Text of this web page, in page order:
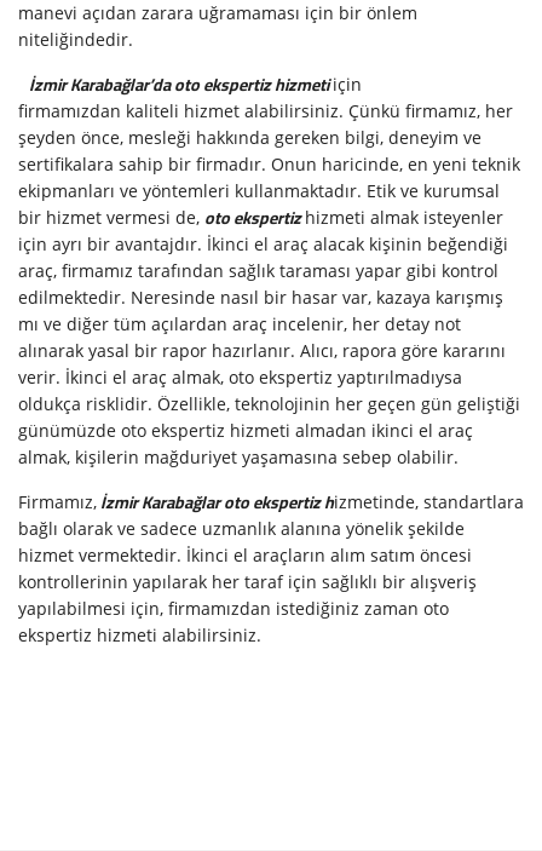
manevi açıdan zarara uğramaması için bir önlem
niteliğindedir.
İzmir Karabağlar’da oto ekspertiz hizmetiiçin
firmamızdan kaliteli hizmet alabilirsiniz. Çünkü firmamız, her
şeyden önce, mesleği hakkında gereken bilgi, deneyim ve
sertifikalara sahip bir firmadır. Onun haricinde, en yeni teknik
ekipmanları ve yöntemleri kullanmaktadır. Etik ve kurumsal
bir hizmet vermesi de, oto ekspertizhizmeti almak isteyenler
için ayrı bir avantajdır. İkinci el araç alacak kişinin beğendiği
araç, firmamız tarafından sağlık taraması yapar gibi kontrol
edilmektedir. Neresinde nasıl bir hasar var, kazaya karışmış
mı ve diğer tüm açılardan araç incelenir, her detay not
alınarak yasal bir rapor hazırlanır. Alıcı, rapora göre kararını
verir. İkinci el araç almak, oto ekspertiz yaptırılmadıysa
oldukça risklidir. Özellikle, teknolojinin her geçen gün geliştiği
günümüzde oto ekspertiz hizmeti almadan ikinci el araç
almak, kişilerin mağduriyet yaşamasına sebep olabilir.
Firmamız, İzmir Karabağlar oto ekspertiz hizmetinde, standartlara
bağlı olarak ve sadece uzmanlık alanına yönelik şekilde
hizmet vermektedir. İkinci el araçların alım satım öncesi
kontrollerinin yapılarak her taraf için sağlıklı bir alışveriş
yapılabilmesi için, firmamızdan istediğiniz zaman oto
ekspertiz hizmeti alabilirsiniz.